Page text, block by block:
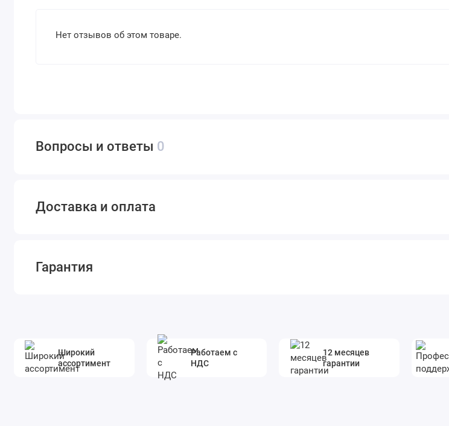
Нет отзывов об этом товаре.
Вопросы и ответы 0
Доставка и оплата
Гарантия
Широкий
ассортимент
Работаем с
НДС
12 месяцев
гарантии